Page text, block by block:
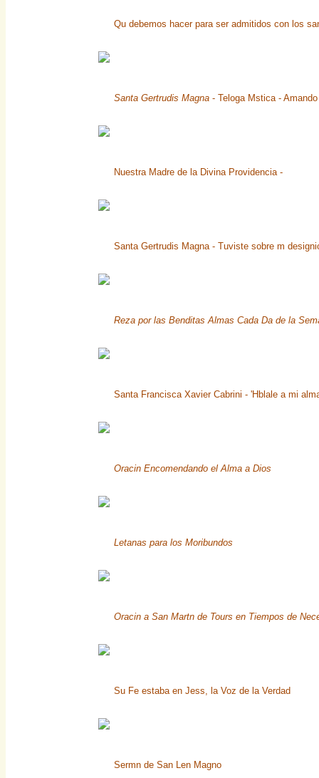
Qu debemos hacer para ser admitidos con los
Santa Gertrudis Magna - Teloga Mstica -
Nuestra Madre de la Divina Providencia -
Santa Gertrudis Magna - Tuviste sobre m
Reza por las Benditas Almas Cada Da de la
Santa Francisca Xavier Cabrini - 'Hblale a mi
Oracin Encomendando el Alma a Dios
Letanas para los Moribundos
Oracin a San Martn de Tours en Tiempos de
Su Fe estaba en Jess, la Voz de la Verdad
Sermn de San Len Magno